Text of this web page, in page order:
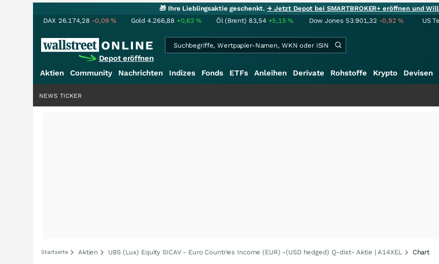
🎁 Ihre Lieblingsaktie geschenkt.→ Jetzt Depot bei SMARTBROKER+ eröffnen und
DAX 26.174,28 -0,09% Gold 4.266,88 +0,62% Öl (Brent) 83,54 +5,15% Dow Jones 53.901,32 -0,92% US
Depot eröffnen
Aktien Community Nachrichten Indizes Fonds ETFs Anleihen Derivate Rohstoffe Krypto Devisen
NEWS TICKER
Startseite Aktien UBS (Lux) Equity SICAV - Euro Countries Income (EUR) -(USD hedged) Q-dist- Aktie | A14XEL Chart